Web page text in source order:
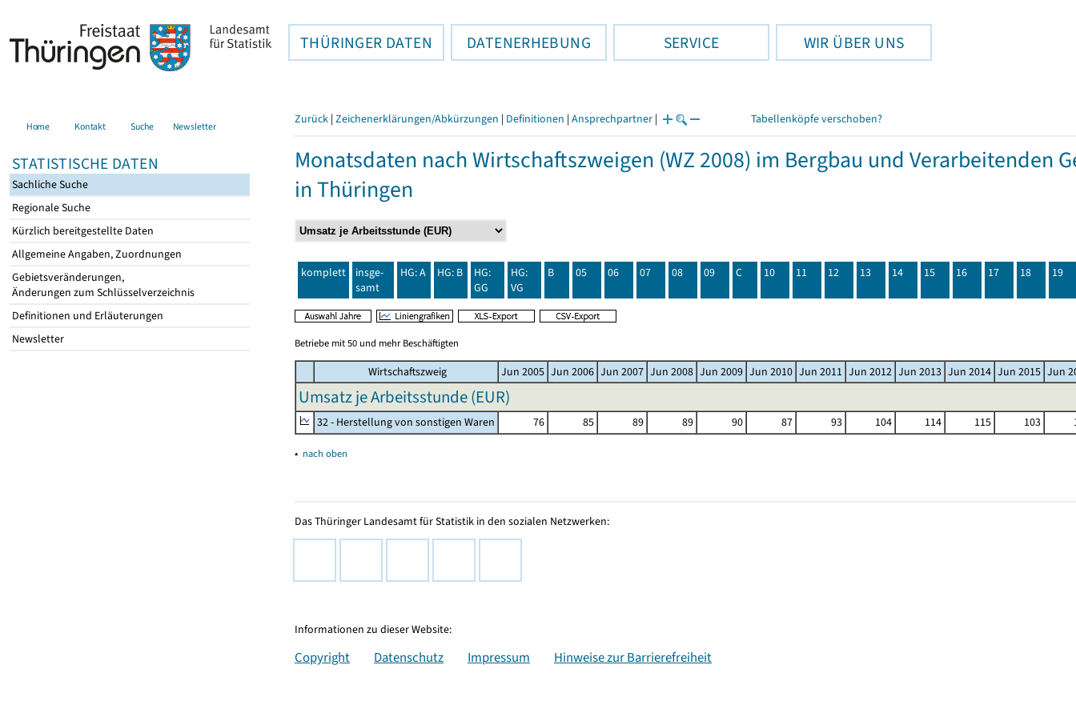
THÜRINGER DATEN DATENERHEBUNG SERVICE WIR ÜBER UNS
Home Kontakt Suche Newsletter
STATISTISCHE DATEN
Sachliche Suche
Regionale Suche
Kürzlich bereitgestellte Daten
Allgemeine Angaben, Zuordnungen
Gebietsveränderungen,
Änderungen zum Schlüsselverzeichnis
Definitionen und Erläuterungen
Newsletter
Zurück | Zeichenerklärungen/Abkürzungen | Definitionen | Ansprechpartner | Tabellenköpfe verschoben?
Monatsdaten nach Wirtschaftszweigen (WZ 2008) im Bergbau und Verarbeitenden
in Thüringen
komplett
insge-
samt
HG: A HG: B
HG:
GG
HG:
VG
B 05 06 07 08 09 C 10 11 12 13 14 15 16 17 18 19
Betriebe mit 50 und mehr Beschäftigten
Wirtschaftszweig Jun 2005 Jun 2006 Jun 2007 Jun 2008 Jun 2009 Jun 2010 Jun 2011 Jun 2012 Jun 2013 Jun 2014 Jun 2015 Jun
Umsatz je Arbeitsstunde (EUR)
32 - Herstellung von sonstigen Waren 76 85 89 89 90 87 93 104 114 115 103
▴ nach oben
Das Thüringer Landesamt für Statistik in den sozialen Netzwerken:
Informationen zu dieser Website:
Copyright Datenschutz Impressum Hinweise zur Barrierefreiheit